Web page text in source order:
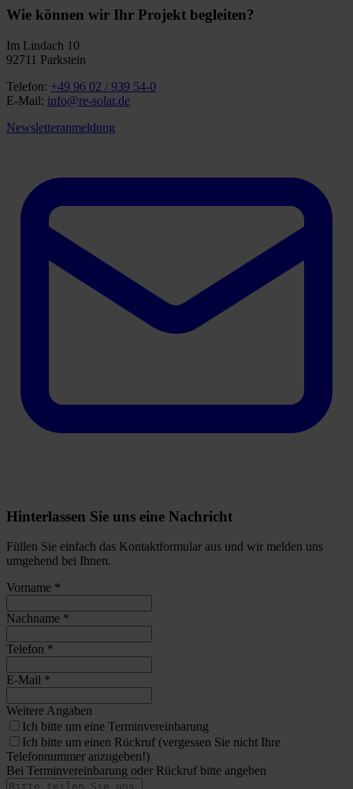
Wie können wir Ihr Projekt begleiten?
Im Lindach 10
92711 Parkstein
Telefon: +49 96 02 / 939 54-0
E-Mail: info@re-solar.de
Newsletteranmeldung
Hinterlassen Sie uns eine Nachricht
Füllen Sie einfach das Kontaktformular aus und wir melden uns
umgehend bei Ihnen.
Vorname *
Nachname *
Telefon *
E-Mail *
Weitere Angaben
Ich bitte um eine Terminvereinbarung
Ich bitte um einen Rückruf (vergessen Sie nicht Ihre
Telefonnummer anzugeben!)
Bei Terminvereinbarung oder Rückruf bitte angeben